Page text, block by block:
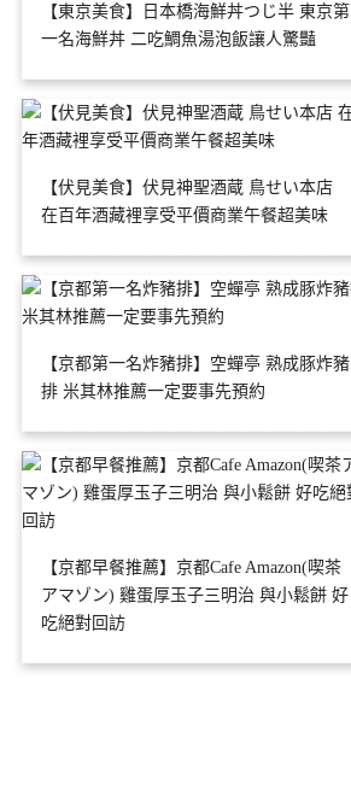
【東京美食】日本橋海鮮丼つじ半 東京第
一名海鮮丼 二吃鯛魚湯泡飯讓人驚豔
【伏見美食】伏見神聖酒蔵 鳥せい本店
在百年酒藏裡享受平價商業午餐超美味
【京都第一名炸豬排】空蟬亭 熟成豚炸豬
排 米其林推薦一定要事先預約
【京都早餐推薦】京都Cafe Amazon(喫茶
アマゾン) 雞蛋厚玉子三明治 與小鬆餅 好
吃絕對回訪